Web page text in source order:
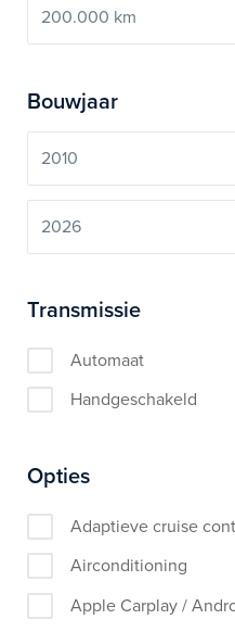
Bouwjaar
Transmissie
Automaat
Handgeschakeld
Opties
Adaptieve cruise
Airconditioning
Apple Carplay /